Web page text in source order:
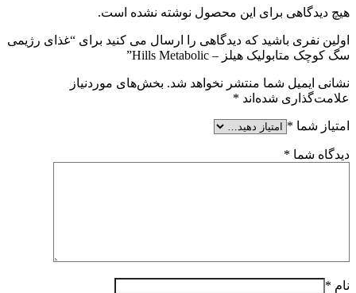
هیچ دیدگاهی برای این محصول نوشته نشده است.
اولین نفری باشید که دیدگاهی را ارسال می کنید برای “غذای رژیمی
سگ کوچک متابولیک هیلز – Hills Metabolic”
نشانی ایمیل شما منتشر نخواهد شد. بخش‌های موردنیاز
علامت‌گذاری شده‌اند *
امتیاز شما *
دیدگاه شما *
نام *